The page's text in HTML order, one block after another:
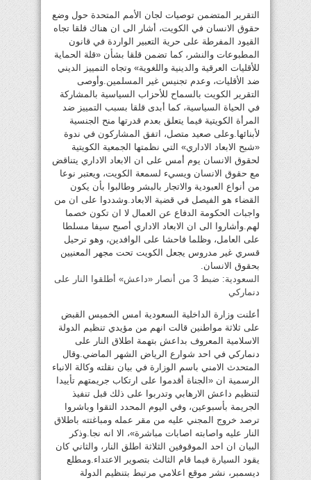
التقرير المتضمن توصيات لجان الأمم المتحدة حول وضع
حقوق الانسان في الكويت، أشار الى ان هناك قلقا تجاه
القيود المفرطة على حرية التعبير الواردة في قانون
المطبوعات والنشر، كما تضمن قلقا بشأن «قلة الحماية
للأقليات العرقية والدينية واللغوية» وتجاه التمييز الديني
ضد الأقليات، وعدم تجنيس غير المسلمين.وأوصى
التقرير الكويت بالسماح للأحزاب السياسية بالمشاركة
في الحياة السياسية، كما أبدى قلقا بسبب التمييز ضد
المرأة الكويتية فيما يتعلق بعدم قدرتها منح الجنسية
لأبنائها.وعلى صعيد متصل، اتفق المشاركون في ندوة
«شبح الابعاد الاداري» التي نظمتها الجمعية الكويتية
لحقوق الانسان يوم أمس على ان الابعاد الاداري يتناقض
مع حقوق الانسان ويسيء لسمعة الكويت، ويعتبر نوعا
من أنواع العبودية والاتجار بالبشر وطالبوا بأن يكون
القضاء هو الفيصل في قضية الابعاد.وشددوا على ان من
واجبات الحكومة الدفاع عن العمال لا ان تكون خصما
لهم.وأشاروا الى ان الابعاد الاداري أصبح سيفا مسلطا
على العامل، وظلما فاحشا على الوافدين، وهو ترحيل
قسري غير مدروس يجعل الكويت تحت مجهر المعنيين
بحقوق الانسان.
السعودية: ضبط 3 من أنصار «داعش» أطلقوا النار على
دنماركي
أعلنت وزارة الداخلية السعودية امس الخميس القبض
على ثلاثة مواطنين قالت انهم من مؤيدي تنظيم الدولة
الاسلامية المعروف بداعش بتهمة اطلاق النار على
دنماركي في احد شوارع الرياض الشهر الماضي.وقال
المتحدث الامني باسم الوزارة في بيان نقلته وكالة الانباء
الرسمية ان «الجناة أقدموا على ارتكاب جريمتهم تأييدا
لتنظيم داعش الارهابي وتدربوا على ذلك قبل تنفيذ
الجريمة بأسبوعين، وفي اليوم المحدد التقوا وباشروا
ترصد خروج المجني عليه من مقر عمله ومباغتته باطلاق
النار عليه واصابته اصابات مباشرة»، الا انه نجا.وذكر
البيان ان احد الموقوفين الثلاثة اطلق النار، والثاني كان
يقود السيارة فيما قام الثالث بتصوير الاعتداء.ومطلع
ديسمبر، نشر موقع اعلامي مرتبط بتنظيم الدولة